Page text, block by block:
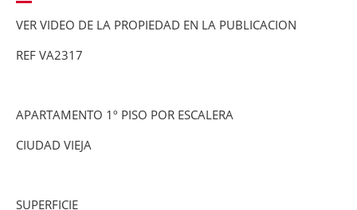
VER VIDEO DE LA PROPIEDAD EN LA PUBLICACION
REF VA2317
APARTAMENTO 1º PISO POR ESCALERA
CIUDAD VIEJA
SUPERFICIE